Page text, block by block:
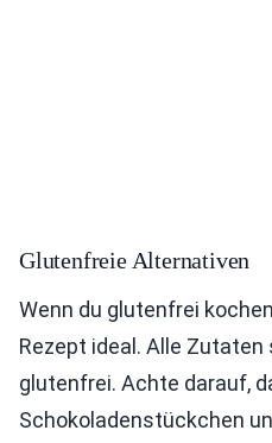
Glutenfreie Alternativen
Wenn du glutenfrei
Rezept ideal. Alle Zutaten
glutenfrei. Achte darauf,
Schokoladenstückchen